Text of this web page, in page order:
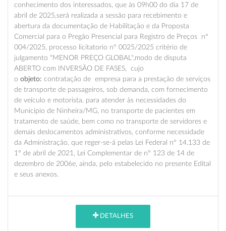
conhecimento dos interessados, que às 09h00 do dia 17 de
abril de 2025,será realizada a sessão para recebimento e
abertura da documentação de Habilitação e da Proposta
Comercial para o Pregão Presencial para Registro de Preços nº
004/2025, processo licitatorio nº 0025/2025 critério de
julgamento "MENOR PREÇO GLOBAL",modo de disputa
ABERTO com INVERSÃO DE FASES, cujo
o objeto: contratação de empresa para a prestação de serviços
de transporte de passageiros, sob demanda, com fornecimento
de veículo e motorista, para atender às necessidades do
Município de Ninheira/MG, no transporte de pacientes em
tratamento de saúde, bem como no transporte de servidores e
demais deslocamentos administrativos, conforme necessidade
da Administração, que reger-se-á pelas Lei Federal nº 14.133 de
1° de abril de 2021, Lei Complementar de n° 123 de 14 de
dezembro de 2006e, ainda, pelo estabelecido no presente Edital
e seus anexos.
DETALHES